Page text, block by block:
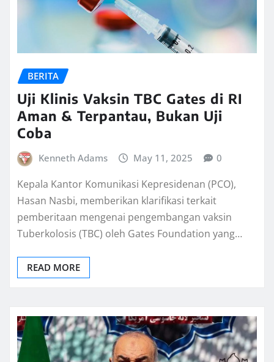
BERITA
Uji Klinis Vaksin TBC Gates di RI
Aman & Terpantau, Bukan Uji
Coba
Kenneth Adams May 11, 2025 0
Kepala Kantor Komunikasi Kepresidenan (PCO),
Hasan Nasbi, memberikan klarifikasi terkait
pemberitaan mengenai pengembangan vaksin
Tuberkolosis (TBC) oleh Gates Foundation yang…
READ MORE